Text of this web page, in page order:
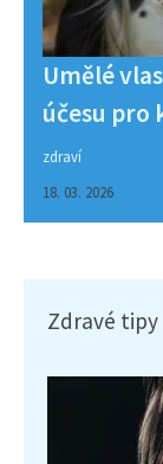
Umělé
účesu pro
zdraví
18. 03. 2026
Zdravé tipy